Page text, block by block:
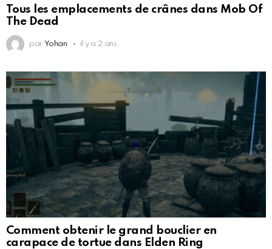
Tous les emplacements de crânes dans Mob Of
The Dead
par Yohan il y a 2 ans
Comment obtenir le grand bouclier en
carapace de tortue dans Elden Ring